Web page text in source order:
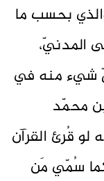
بحسب ما
المدنيّ،
شيء منه في
محمّد
لو قُرئ القرآن
كما سُمّي مَن